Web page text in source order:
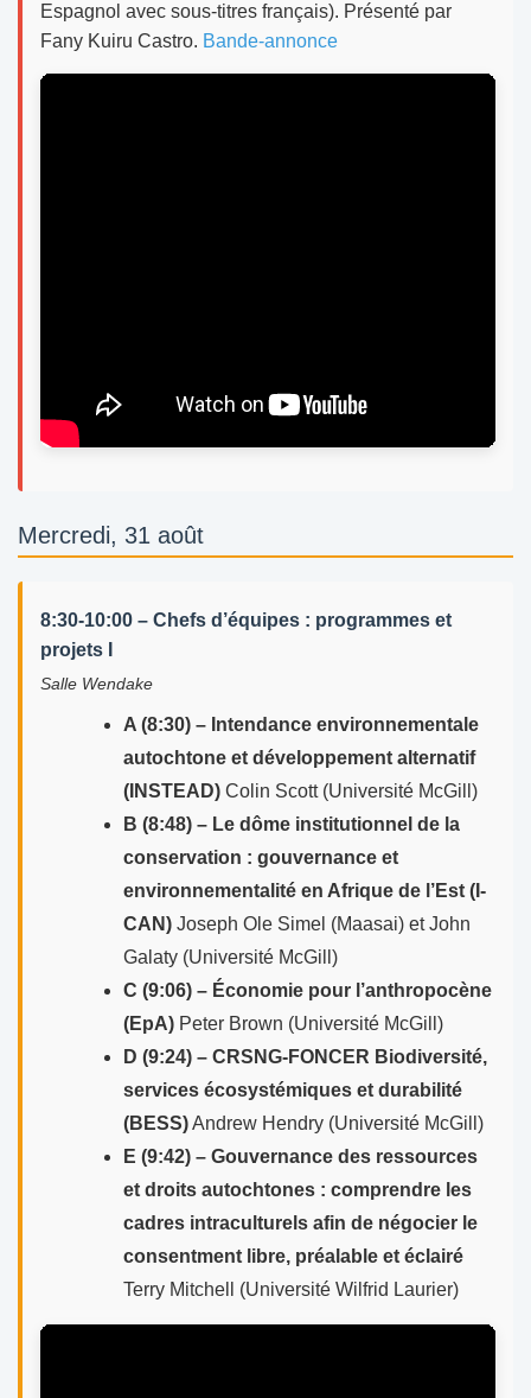
Espagnol avec sous-titres français). Présenté par
Fany Kuiru Castro. Bande-annonce
Mercredi, 31 août
8:30-10:00 – Chefs d’équipes : programmes et
projets I
Salle Wendake
A (8:30) – Intendance environnementale
autochtone et développement alternatif
(INSTEAD) Colin Scott (Université McGill)
B (8:48) – Le dôme institutionnel de la
conservation : gouvernance et
environnementalité en Afrique de l’Est (I-
CAN) Joseph Ole Simel (Maasai) et John
Galaty (Université McGill)
C (9:06) – Économie pour l’anthropocène
(EpA) Peter Brown (Université McGill)
D (9:24) – CRSNG-FONCER Biodiversité,
services écosystémiques et durabilité
(BESS)Andrew Hendry (Université McGill)
E (9:42) – Gouvernance des ressources
et droits autochtones : comprendre les
cadres intraculturels afin de négocier le
consentment libre, préalable et éclairé
Terry Mitchell (Université Wilfrid Laurier)